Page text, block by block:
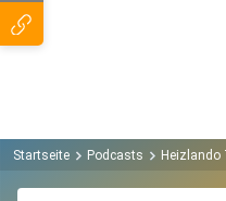
Startseite Podcasts Heizlando